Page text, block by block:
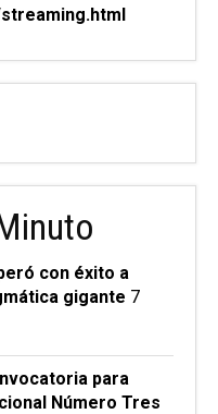
con éxito a
gigante 7
para
Número Tres